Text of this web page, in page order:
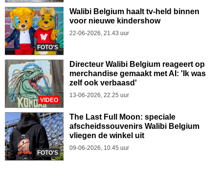
FOTO'S
Walibi Belgium haalt tv-held binnen
voor nieuwe kindershow
22-06-2026, 21.43 uur
VIDEO
Directeur Walibi Belgium reageert op
merchandise gemaakt met AI: 'Ik was
zelf ook verbaasd'
13-06-2026, 22.25 uur
FOTO'S
The Last Full Moon: speciale
afscheidssouvenirs Walibi Belgium
vliegen de winkel uit
09-06-2026, 10.45 uur